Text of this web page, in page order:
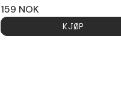
159 NOK
KJØP